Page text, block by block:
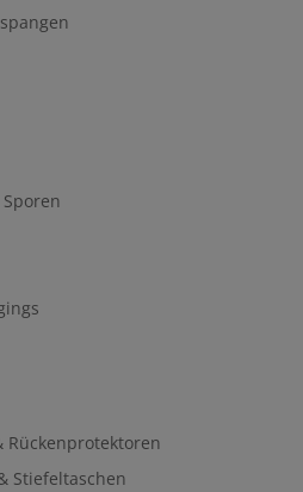
Rückenprotektoren
Stiefeltaschen